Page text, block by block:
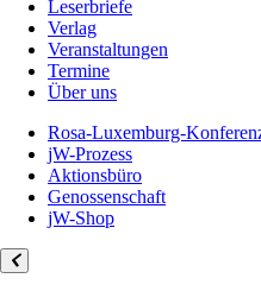
Leserbriefe
Verlag
Veranstaltungen
Termine
Über uns
Rosa-Luxemburg-
jW-Prozess
Aktionsbüro
Genossenschaft
jW-Shop